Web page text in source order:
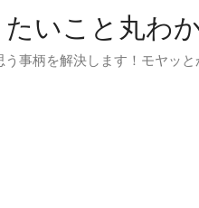
たいこと丸わ
う事柄を解決します！モヤッ